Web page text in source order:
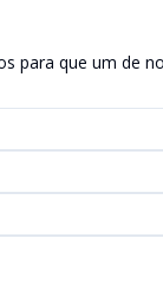
para que um de